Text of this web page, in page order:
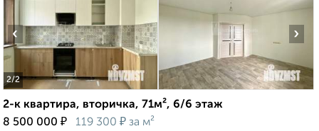
2/2
‹ ›
2-к квартира, вторичка, 71м², 6/6 этаж
8 500 000 ₽ 119 300 ₽ за м²